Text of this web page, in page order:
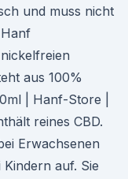
und muss nicht
aus 100%
| Hanf-Store |
reines CBD.
Erwachsenen
auf. Sie